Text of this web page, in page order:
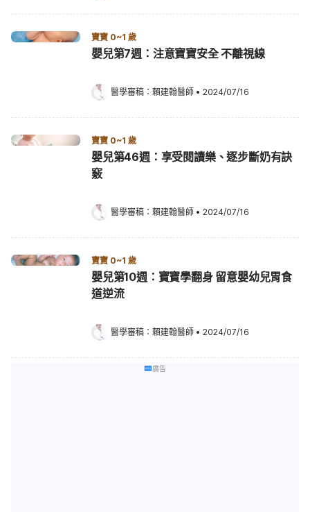
寶寶 0~1 歲
嬰兒第7週：注意寶寶安全 不離視線
醫學審稿： 賴建翰醫師 • 2024/07/16
寶寶 0~1 歲
嬰兒第46週：享受閱讀樂、逐步斷奶有訣
竅
醫學審稿： 賴建翰醫師 • 2024/07/16
寶寶 0~1 歲
嬰兒第10週：寶寶學翻身 留意嬰幼兒胃食
道逆流
醫學審稿： 賴建翰醫師 • 2024/07/16
廣告